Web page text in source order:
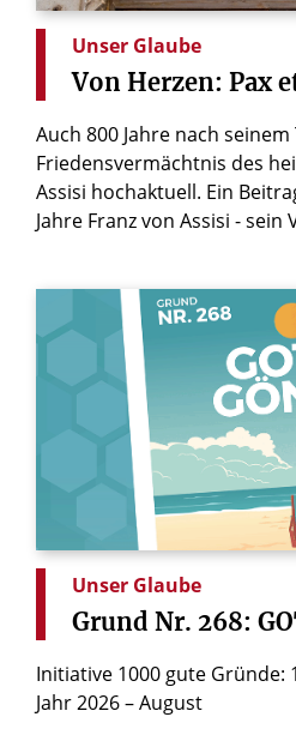
Unser Glaube
Von Herzen: Pax
Auch 800 Jahre nach
Friedensvermächtnis des
Assisi hochaktuell. Ein
Jahre Franz von Assisi -
Unser Glaube
Grund Nr. 268:
Initiative 1000 gute Gründe:
Jahr 2026 – August